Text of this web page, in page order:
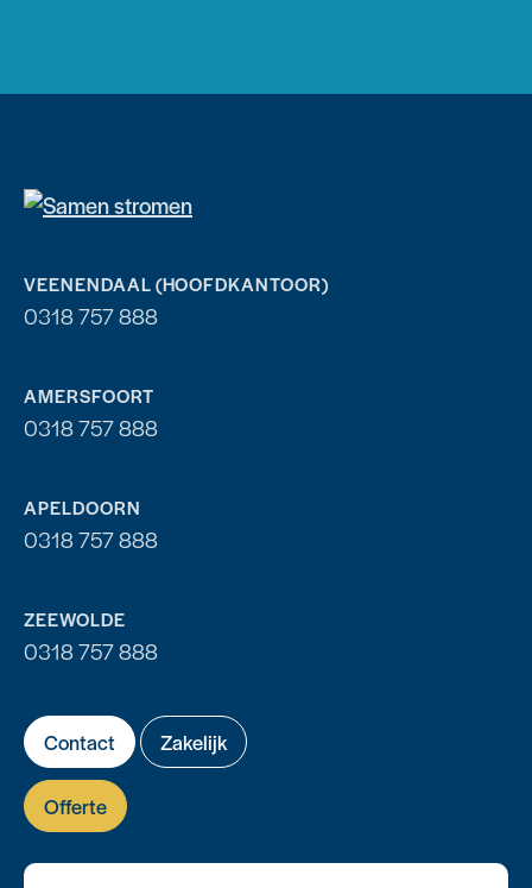
VEENENDAAL (HOOFDKANTOOR)
0318 757 888
AMERSFOORT
0318 757 888
APELDOORN
0318 757 888
ZEEWOLDE
0318 757 888
Contact Zakelijk
Offerte